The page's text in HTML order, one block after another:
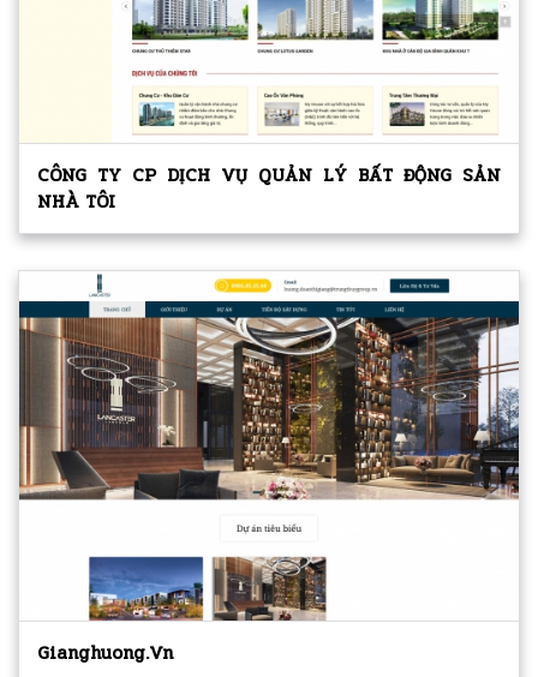
CÔNG TY CP DỊCH VỤ QUẢN LÝ BẤT ĐỘNG SẢN
NHÀ TÔI
Gianghuong.vn